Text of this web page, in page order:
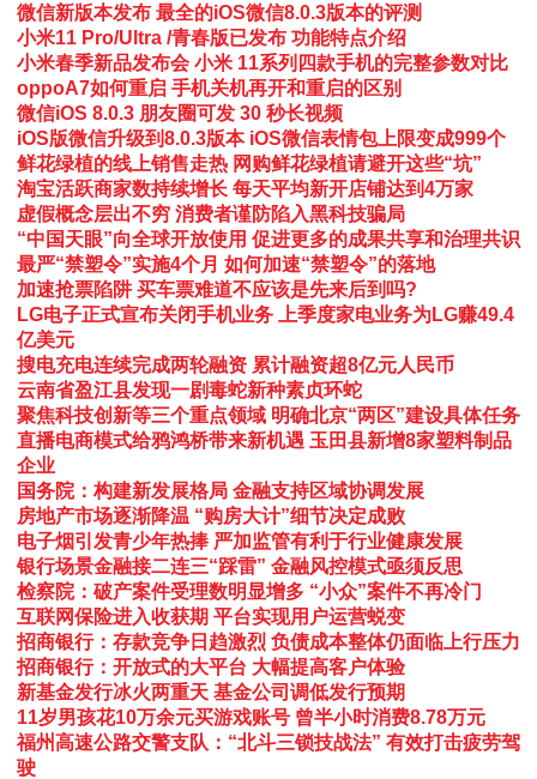
微信新版本发布 最全的iOS微信8.0.3版本的评测
小米11 Pro/Ultra /青春版已发布 功能特点介绍
小米春季新品发布会 小米 11系列四款手机的完整参数对比
oppoA7如何重启 手机关机再开和重启的区别
微信iOS 8.0.3 朋友圈可发 30 秒长视频
iOS版微信升级到8.0.3版本 iOS微信表情包上限变成999个
鲜花绿植的线上销售走热 网购鲜花绿植请避开这些“坑”
淘宝活跃商家数持续增长 每天平均新开店铺达到4万家
虚假概念层出不穷 消费者谨防陷入黑科技骗局
“中国天眼”向全球开放使用 促进更多的成果共享和治理共识
最严“禁塑令”实施4个月 如何加速“禁塑令”的落地
加速抢票陷阱 买车票难道不应该是先来后到吗?
LG电子正式宣布关闭手机业务 上季度家电业务为LG赚49.4
亿美元
搜电充电连续完成两轮融资 累计融资超8亿元人民币
云南省盈江县发现一剧毒蛇新种素贞环蛇
聚焦科技创新等三个重点领域 明确北京“两区”建设具体任务
直播电商模式给鸦鸿桥带来新机遇 玉田县新增8家塑料制品
企业
国务院：构建新发展格局 金融支持区域协调发展
房地产市场逐渐降温 “购房大计”细节决定成败
电子烟引发青少年热捧 严加监管有利于行业健康发展
银行场景金融接二连三“踩雷” 金融风控模式亟须反思
检察院：破产案件受理数明显增多 “小众”案件不再冷门
互联网保险进入收获期 平台实现用户运营蜕变
招商银行：存款竞争日趋激烈 负债成本整体仍面临上行压力
招商银行：开放式的大平台 大幅提高客户体验
新基金发行冰火两重天 基金公司调低发行预期
11岁男孩花10万余元买游戏账号 曾半小时消费8.78万元
福州高速公路交警支队：“北斗三锁技战法” 有效打击疲劳驾
驶